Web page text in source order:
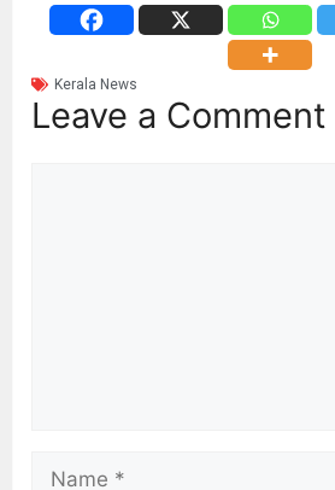
Kerala News
Leave a Comment